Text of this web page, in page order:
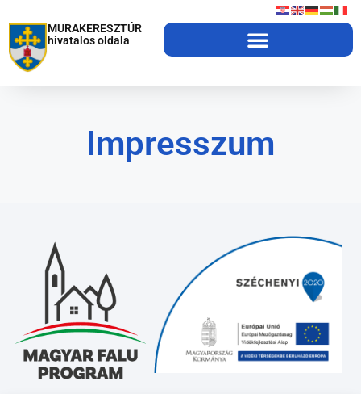
MURAKERESZTÚR
hivatalos oldala
Impresszum